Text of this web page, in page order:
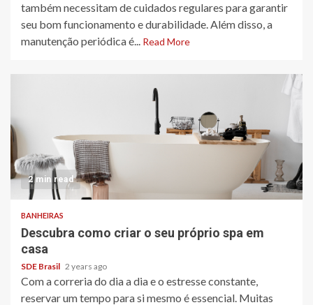
também necessitam de cuidados regulares para garantir
seu bom funcionamento e durabilidade. Além disso, a
manutenção periódica é... Read More
2 min read
BANHEIRAS
Descubra como criar o seu próprio spa em
casa
SDE Brasil 2 years ago
Com a correria do dia a dia e o estresse constante,
reservar um tempo para si mesmo é essencial. Muitas